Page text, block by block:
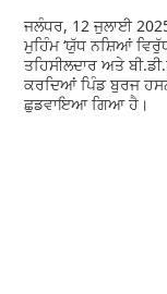
ਜਲੰਧਰ, 12 ਜੁਲਾਈ
ਮੁਹਿੰਮ ‘ਯੁੱਧ ਨਸ਼ਿਆਂ
ਤਹਿਸੀਲਦਾਰ ਅਤੇ
ਕਰਦਿਆਂ ਪਿੰਡ ਬੁਰਜ
ਛੁਡਵਾਇਆ ਗਿਆ ਹੈ।